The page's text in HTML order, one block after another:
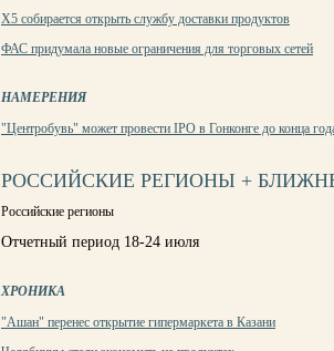
X5 собирается открыть службу доставки продуктов
ФАС придумала новые ограничения для торговых сетей
НАМЕРЕНИЯ
"Центробувь" может провести IPO в Гонконге до конца
РОССИЙСКИЕ РЕГИОНЫ +
Российские регионы
Отчетный период 18-24 июля
ХРОНИКА
"Ашан" перенес открытие гипермаркета в Казани